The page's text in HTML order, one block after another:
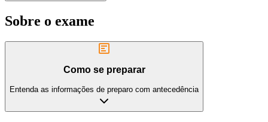
Sobre o exame
Como se preparar
Entenda as informações de preparo com antecedência